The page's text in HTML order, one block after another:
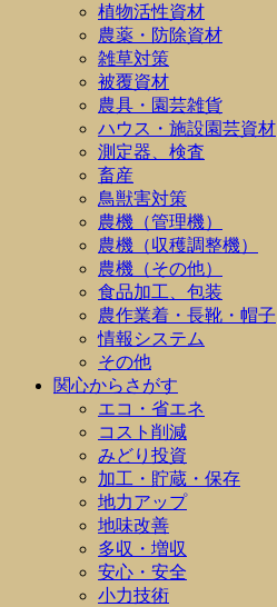
植物活性資材
農薬・防除資材
雑草対策
被覆資材
農具・園芸雑貨
ハウス・施設園芸資材
測定器、検査
畜産
鳥獣害対策
農機（管理機）
農機（収穫調整機）
農機（その他）
食品加工、包装
農作業着・長靴・帽子
情報システム
その他
関心からさがす
エコ・省エネ
コスト削減
みどり投資
加工・貯蔵・保存
地力アップ
地味改善
多収・増収
安心・安全
小力技術